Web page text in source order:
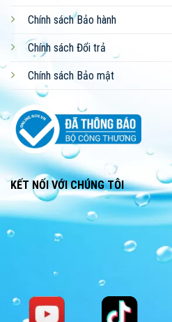
Chính sách Bảo hành
Chính sách Đổi trả
Chính sách Bảo mật
KẾT NỐI VỚI CHÚNG TÔI